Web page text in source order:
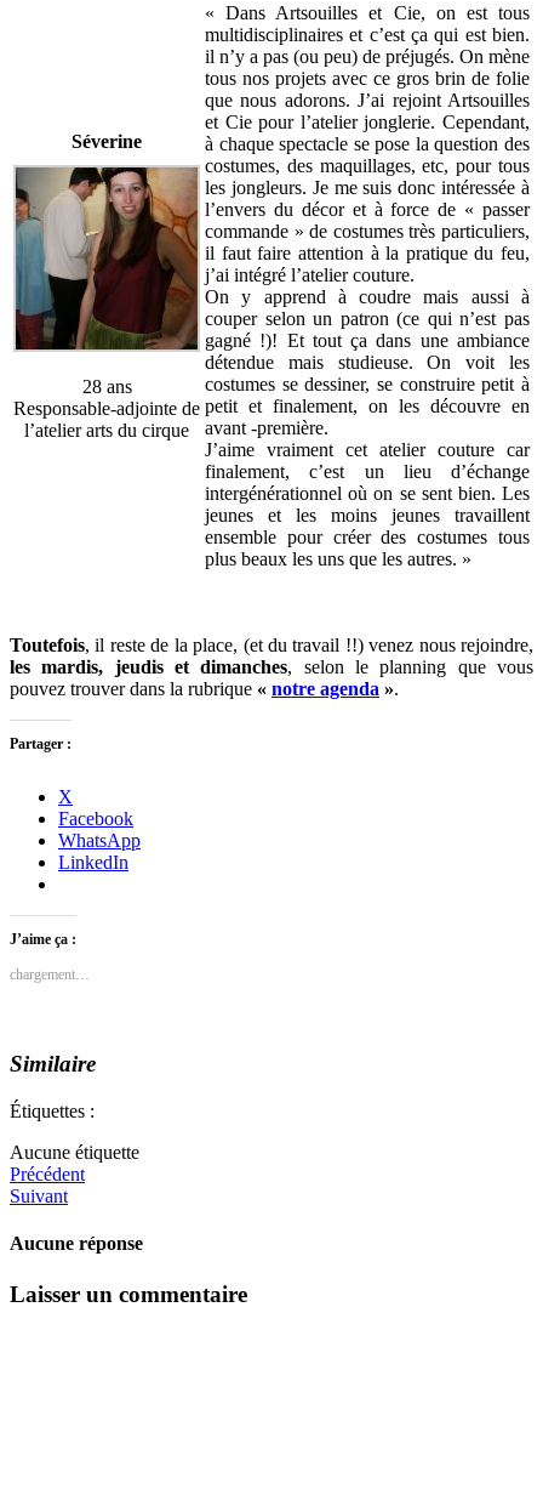
Séverine
28 ans
Responsable-adjointe de
l’atelier arts du cirque
« Dans Artsouilles et Cie, on est tous
multidisciplinaires et c’est ça qui est bien.
il n’y a pas (ou peu) de préjugés. On mène
tous nos projets avec ce gros brin de folie
que nous adorons. J’ai rejoint Artsouilles
et Cie pour l’atelier jonglerie. Cependant,
à chaque spectacle se pose la question des
costumes, des maquillages, etc, pour tous
les jongleurs. Je me suis donc intéressée à
l’envers du décor et à force de « passer
commande » de costumes très particuliers,
il faut faire attention à la pratique du feu,
j’ai intégré l’atelier couture.
On y apprend à coudre mais aussi à
couper selon un patron (ce qui n’est pas
gagné !)! Et tout ça dans une ambiance
détendue mais studieuse. On voit les
costumes se dessiner, se construire petit à
petit et finalement, on les découvre en
avant -première.
J’aime vraiment cet atelier couture car
finalement, c’est un lieu d’échange
intergénérationnel où on se sent bien. Les
jeunes et les moins jeunes travaillent
ensemble pour créer des costumes tous
plus beaux les uns que les autres. »
Toutefois, il reste de la place, (et du travail !!) venez nous rejoindre,
les mardis, jeudis et dimanches, selon le planning que vous
pouvez trouver dans la rubrique « notre agenda ».
Partager :
X
Facebook
WhatsApp
LinkedIn
J’aime ça :
chargement…
Similaire
Étiquettes :
Aucune étiquette
Précédent
Suivant
Aucune réponse
Laisser un commentaire